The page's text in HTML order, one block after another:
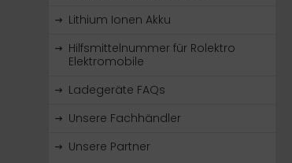
Lithium Ionen Akku
Hilfsmittelnummer für Rolektro
Elektromobile
Ladegeräte FAQs
Unsere Fachhändler
Unsere Partner